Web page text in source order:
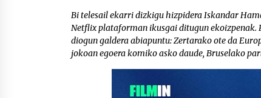
Bi telesail ekarri dizkigu hizpidera Iskandar
Netflix plataforman ikusgai ditugun ekoizpenak.
diogun galdera abiapuntu: Zertarako ote da
jokoan egoera komiko asko daude, Bruselako